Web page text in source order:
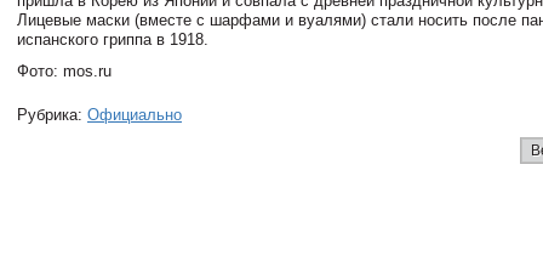
Лицевые маски (вместе с шарфами и вуалями) стали носить после
испанского гриппа в 1918.
Фото: mos.ru
Рубрика: Официально